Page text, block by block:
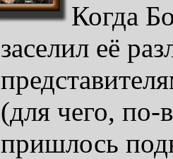
Когда
заселил её
(для чего,
пришлось